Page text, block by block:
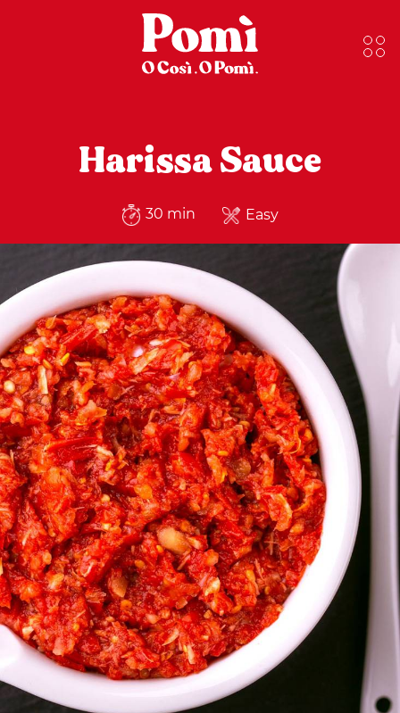
Harissa Sauce
30 min Easy